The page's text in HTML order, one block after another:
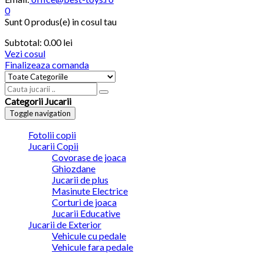
0
Sunt0 produs(e) in cosul tau
Subtotal: 0.00 lei
Vezi cosul
Finalizeaza comanda
Categorii Jucarii
Toggle navigation
Fotolii copii
Jucarii Copii
Covorase de joaca
Ghiozdane
Jucarii de plus
Masinute Electrice
Corturi de joaca
Jucarii Educative
Jucarii de Exterior
Vehicule cu pedale
Vehicule fara pedale